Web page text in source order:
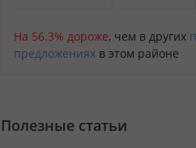
На 56.3% дороже, чем в других
предложениях в этом районе
Полезные статьи